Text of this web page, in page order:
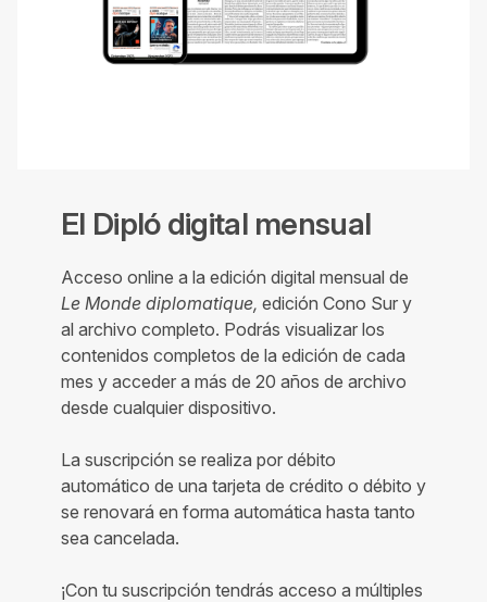
El Dipló digital mensual
Acceso online a la edición digital mensual de
Le Monde diplomatique, edición Cono Sur y
al archivo completo. Podrás visualizar los
contenidos completos de la edición de cada
mes y acceder a más de 20 años de archivo
desde cualquier dispositivo.
La suscripción se realiza por débito
automático de una tarjeta de crédito o débito y
se renovará en forma automática hasta tanto
sea cancelada.
¡Con tu suscripción tendrás acceso a múltiples